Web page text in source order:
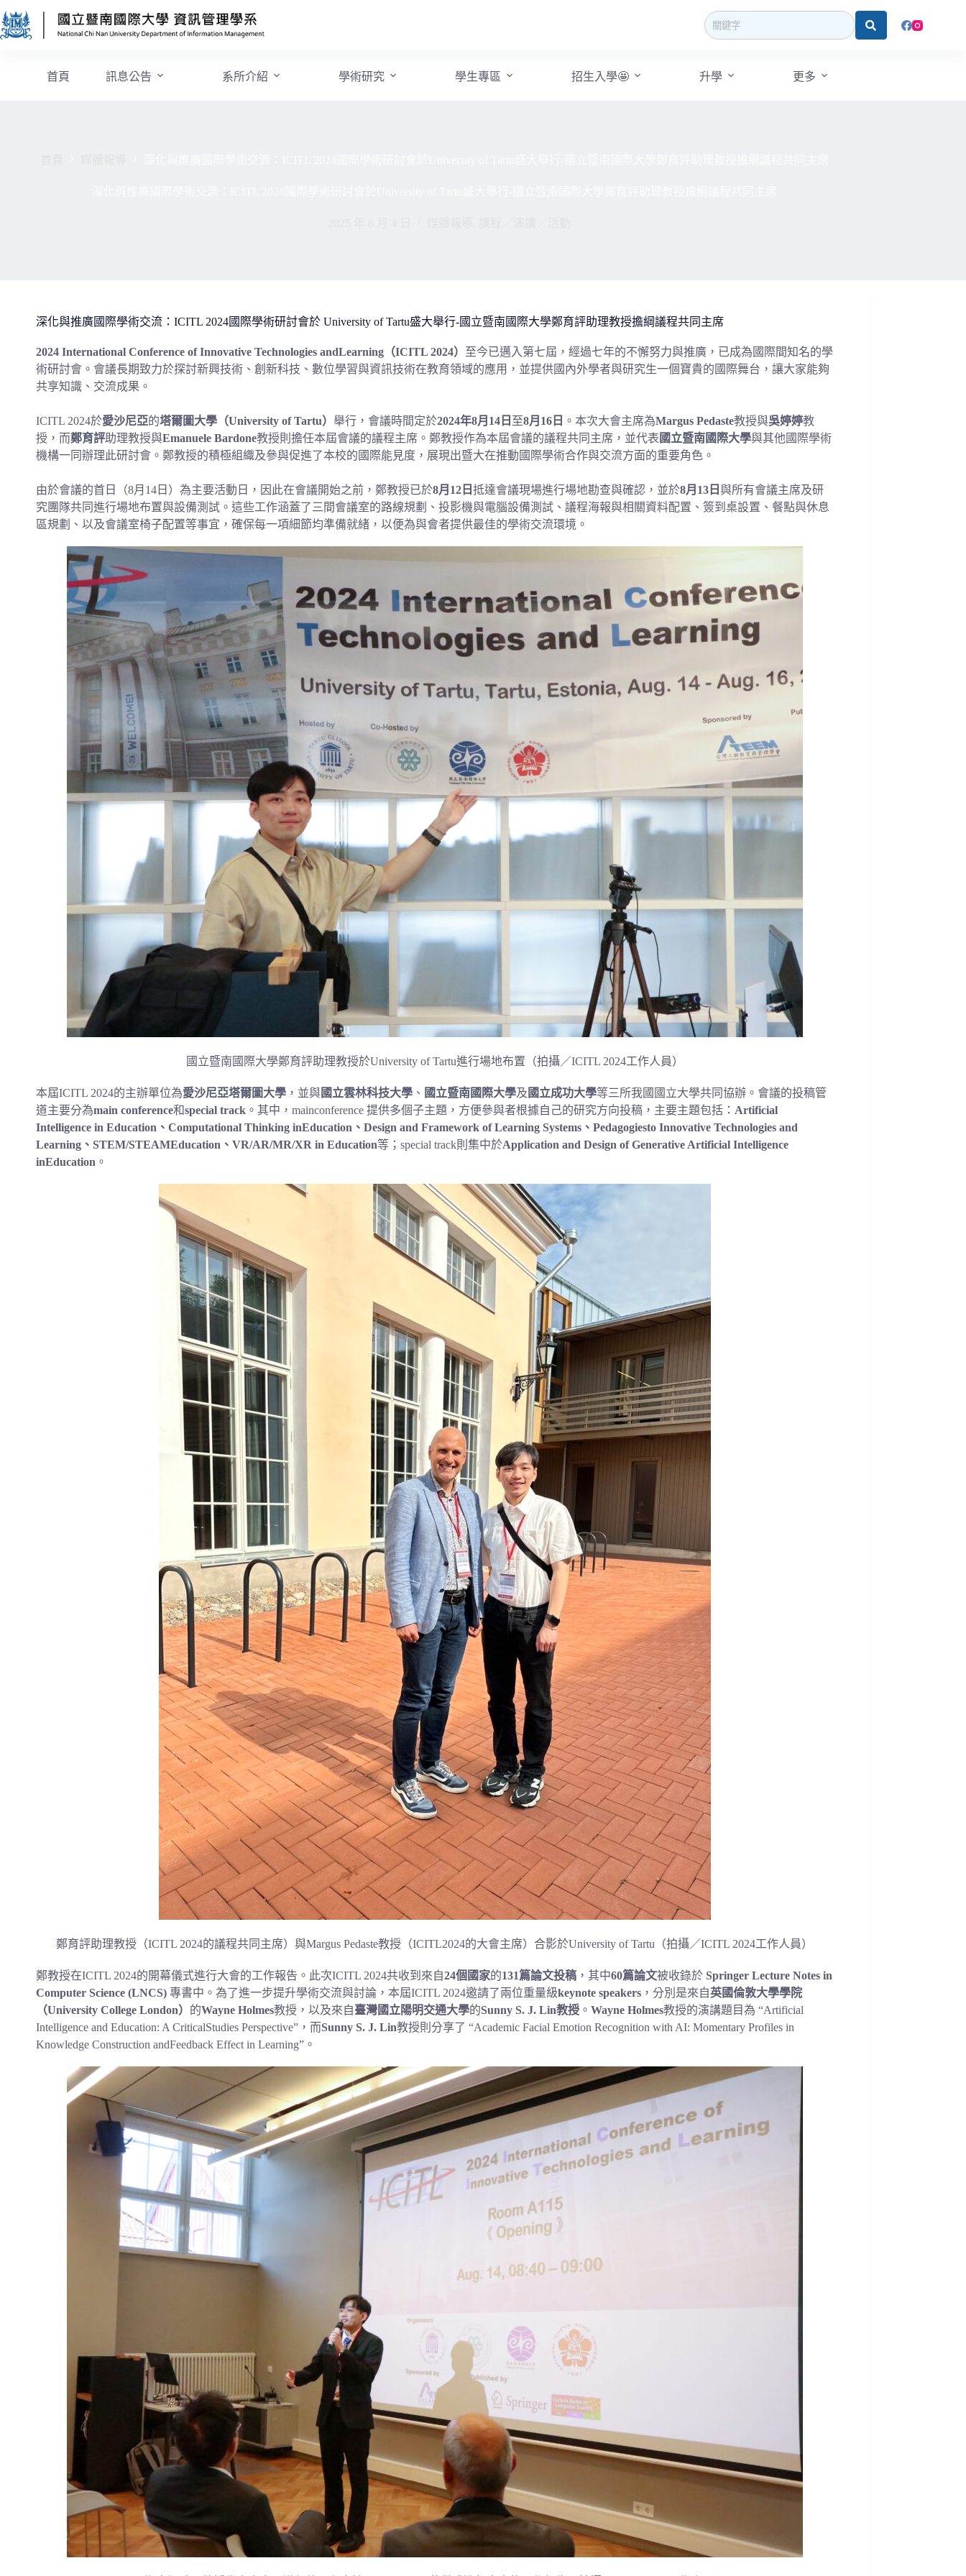
首頁 訊息公告 系所介紹 學術研究 學生專區 招生入學🤩 升學 更多
深化與推廣國際學術交流：ICITL 2024國際學術研討會於 University of Tartu盛大舉行-國立暨南國際大學鄭育評助理教授擔綱議程共同主席
2024 International Conference of Innovative Technologies andLearning（ICITL 2024）
至今已邁入第七屆，經過七年的不懈努力與推廣，已成為國際間知名的學
術研討會。會議長期致力於探討新興技術、創新科技、數位學習與資訊技術在教育領域的應用，並提供國內外學者與研究生一個寶貴的國際舞台，讓大家能夠
共享知識、交流成果。
ICITL 2024於愛沙尼亞的塔爾圖大學（University of Tartu） 舉行，會議時間定於2024年8月14日 至8月16日 。本次大會主席為Margus Pedaste教授與吳婷婷教
授，而鄭育評助理教授與Emanuele Bardone教授則擔任本屆會議的議程主席。鄭教授作為本屆會議的議程共同主席，並代表 國立暨南國際大學與其他國際學術
機構一同辦理此研討會。鄭教授的積極組織及參與促進了本校的國際能見度，展現出暨大在推動國際學術合作與交流方面的重要角色。
由於會議的首日（8月14日）為主要活動日，因此在會議開始之前，鄭教授已於8月12日 抵達會議現場進行場地勘查與確認，並於8月13日 與所有會議主席及研
究團隊共同進行場地布置與設備測試。這些工作涵蓋了三間會議室的路線規劃、投影機與電腦設備測試、議程海報與相關資料配置、簽到桌設置、餐點與休息
區規劃、以及會議室椅子配置等事宜，確保每一項細節均準備就緒，以便為與會者提供最佳的學術交流環境。
國立暨南國際大學鄭育評助理教授於University of Tartu進行場地布置（拍攝／ICITL 2024工作人員）
本屆ICITL 2024的主辦單位為愛沙尼亞塔爾圖大學 ，並與國立雲林科技大學 、 國立暨南國際大學及 國立成功大學等三所我國國立大學共同協辦。會議的投稿管
道主要分為main conference和special track 。其中，mainconference 提供多個子主題，方便參與者根據自己的研究方向投稿，主要主題包括： Artificial
Intelligence in Education、Computational Thinking inEducation、Design and Framework of Learning Systems、Pedagogiesto Innovative Technologies and
Learning、STEM/STEAMEducation、VR/AR/MR/XR in Education等；special track則集中於Application and Design of Generative Artificial Intelligence
inEducation 。
鄭育評助理教授（ICITL 2024的議程共同主席）與Margus Pedaste教授（ICITL2024的大會主席）合影於University of Tartu（拍攝／ICITL 2024工作人員）
鄭教授在ICITL 2024的開幕儀式進行大會的工作報告。此次ICITL 2024共收到來自24個國家的131篇論文投稿 ，其中60篇論文被收錄於 Springer Lecture Notes in
Computer Science (LNCS) 專書中。為了進一步提升學術交流與討論，本屆ICITL 2024邀請了兩位重量級keynote speakers ，分別是來自英國倫敦大學學院
（University College London） 的Wayne Holmes教授，以及來自臺灣國立陽明交通大學的Sunny S. J. Lin教授 。 Wayne Holmes教授的演講題目為 “Artificial
Intelligence and Education: A CriticalStudies Perspective”，而Sunny S. J. Lin教授則分享了 “Academic Facial Emotion Recognition with AI: Momentary Profiles in
Knowledge Construction andFeedback Effect in Learning”。